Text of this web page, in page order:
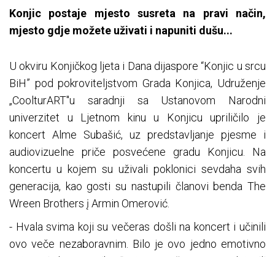
Konjic postaje mjesto susreta na pravi način,
mjesto gdje možete uživati i napuniti dušu...
U okviru Konjičkog ljeta i Dana dijaspore “Konjic u srcu
BiH” pod pokroviteljstvom Grada Konjica, Udruženje
„CoolturART"u saradnji sa Ustanovom Narodni
univerzitet u Ljetnom kinu u Konjicu upriličilo je
koncert Alme Subašić, uz predstavljanje pjesme i
audiovizuelne priče posvećene gradu Konjicu. Na
koncertu u kojem su uživali poklonici sevdaha svih
generacija, kao gosti su nastupili članovi benda The
Wreen Brothers į Armin Omerović.
- Hvala svima koji su večeras došli na koncert i učinili
ovo veče nezaboravnim. Bilo je ovo jedno emotivno